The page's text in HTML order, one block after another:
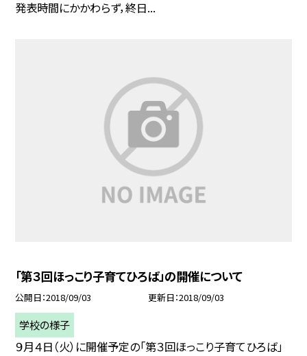
発表時間にかかわらず，終日...
「第３回ほっこり子育てひろば」の開催について
公開日 2018/09/03 更新日 2018/09/03
学校の様子
９月４日（火）に開催予定の「第３回ほっこり子育てひろば」